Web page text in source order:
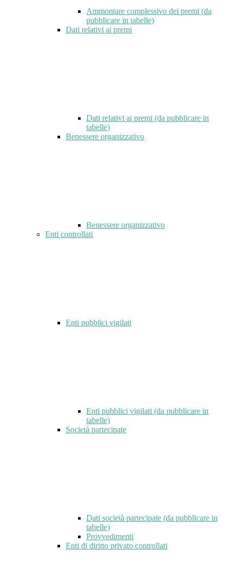
Ammontare complessivo dei premi (da
pubblicare in tabelle)
Dati relativi ai premi
Dati relativi ai premi (da pubblicare in
tabelle)
Benessere organizzativo
Benessere organizzativo
Enti controllati
Enti pubblici vigilati
Enti pubblici vigilati (da pubblicare in
tabelle)
Società partecipate
Dati società partecipate (da pubblicare in
tabelle)
Provvedimenti
Enti di diritto privato controllati